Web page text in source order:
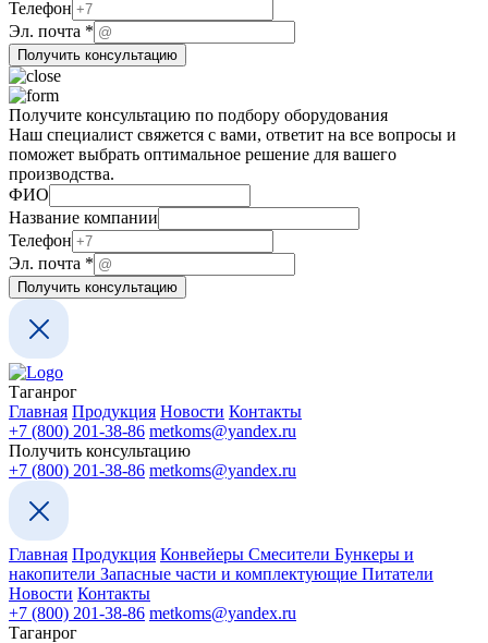
ФИО
Телефон
компании
Телефон
Эл. почта *
Получить консультацию
Получите консультацию по подбору оборудования
Наш специалист свяжется с вами, ответит на все вопросы и
поможет выбрать оптимальное решение для вашего
производства.
ФИО
Название компании
почта
ФИО
Название
Телефон
Эл. почта *
Получить консультацию
Таганрог
Главная Продукция Новости Контакты
+7 (800) 201-38-86 metkoms@yandex.ru
Получить консультацию
+7 (800) 201-38-86 metkoms@yandex.ru
Главная Продукция Конвейеры Смесители Бункеры и
накопители Запасные части и комплектующие Питатели
Новости Контакты
+7 (800) 201-38-86 metkoms@yandex.ru
Таганрог